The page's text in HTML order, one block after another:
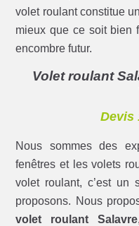
volet roulant constitue
mieux que ce soit bien
encombre futur.
Volet roulant
Devis
Nous sommes des
fenêtres et les volets
volet roulant, c’est un
proposons. Nous
volet roulant Salavre